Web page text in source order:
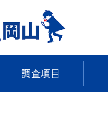
調査項目